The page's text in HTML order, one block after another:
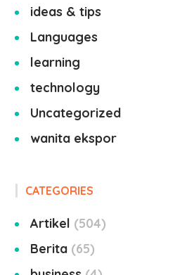
ideas & tips
Languages
learning
technology
Uncategorized
wanita ekspor
CATEGORIES
Artikel
504
Berita 65